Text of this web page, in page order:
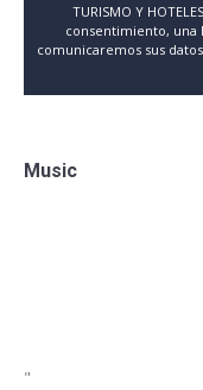
TURISMO Y
consentimiento, una
comunicaremos sus
Music
"